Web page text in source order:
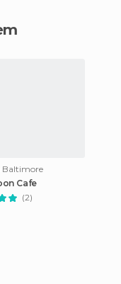
Baltimore
Cafe
(2)